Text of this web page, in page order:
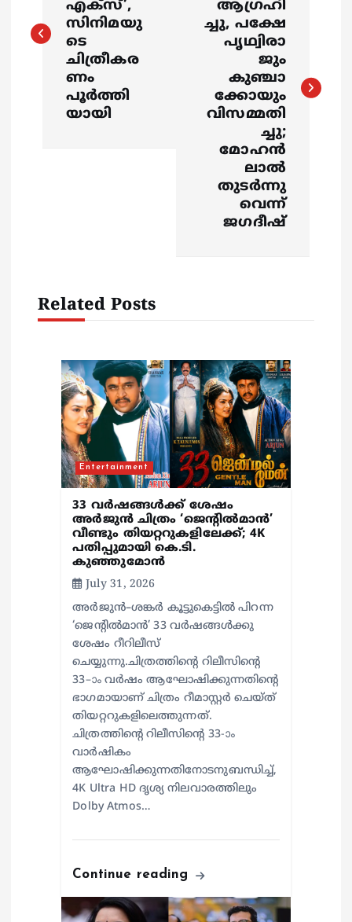
s
t
t
എക്സ്’,
സിനിമയു
ടെ
ചിത്രീകര
ണം
പൂര്‍ത്തി
യായി
ആഗ്രഹി
ച്ചു, പക്ഷേ
പൃഥ്വിരാ
ജും
കുഞ്ചാ
ക്കോയും
വിസമ്മതി
ച്ചു;
മോഹൻ
ലാൽ
തുടർന്നു
വെന്ന്
ജഗദീഷ്
Related Posts
Entertainment
33 വർഷങ്ങൾക്ക് ശേഷം
അർജുൻ ചിത്രം ‘ജെന്റിൽമാൻ’
വീണ്ടും തിയറ്ററുകളിലേക്ക്; 4K
പതിപ്പുമായി കെ.ടി.
കുഞ്ഞുമോൻ
July 31, 2026
അർജുൻ–ശങ്കർ കൂട്ടുകെട്ടിൽ പിറന്ന
‘ജെന്റിൽമാൻ’ 33 വർഷങ്ങൾക്കു
ശേഷം റീറിലീസ്
ചെയ്യുന്നു.ചിത്രത്തിന്റെ റിലീസിന്റെ
33–ാം വർഷം ആഘോഷിക്കുന്നതിന്റെ
ഭാഗമായാണ് ചിത്രം റീമാസ്റ്റർ ചെയ്ത്
തിയറ്ററുകളിലെത്തുന്നത്.
ചിത്രത്തിന്റെ റിലീസിന്റെ 33-ാം
വാർഷികം
ആഘോഷിക്കുന്നതിനോടനുബന്ധിച്ച്,
4K Ultra HD ദൃശ്യ നിലവാരത്തിലും
Dolby Atmos…
Continue reading